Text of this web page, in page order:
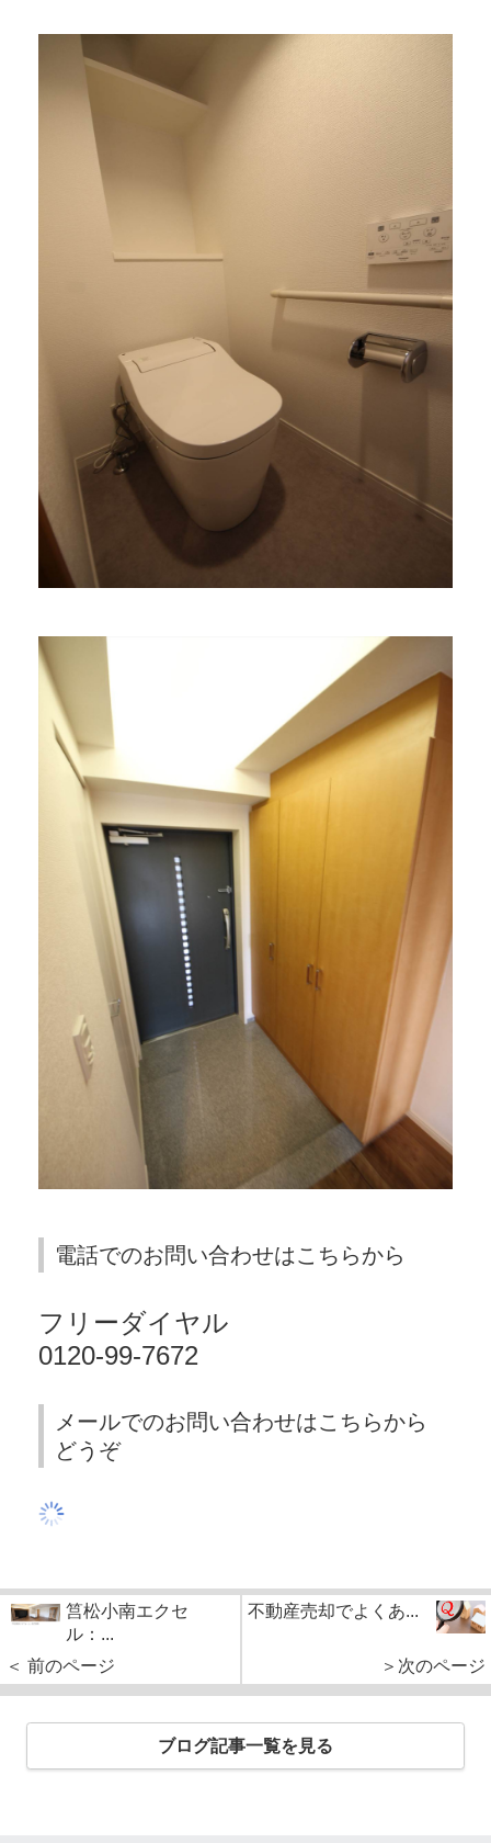
電話でのお問い合わせはこちらから
フリーダイヤル
0120-99-7672
メールでのお問い合わせはこちらから
どうぞ
筥松小南エクセ
ル：...
＜ 前のページ
不動産売却でよくあ...
＞次のページ
ブログ記事一覧を見る